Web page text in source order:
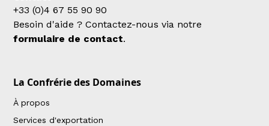
+33 (0)4 67 55 90 90
Besoin d'aide ? Contactez-nous via notre
formulaire de contact.
La Confrérie des Domaines
À propos
Services d'exportation